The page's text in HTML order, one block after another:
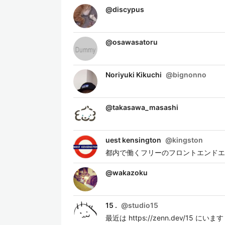
@discypus
@osawasatoru
Noriyuki Kikuchi @bignonno
@takasawa_masashi
uest kensington @kingston
都内で働くフリーのフロントエンド
@wakazoku
15 . @studio15
最近は https://zenn.dev/15 にいます